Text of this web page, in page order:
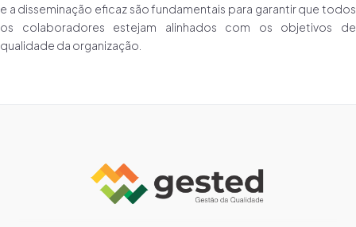
e a disseminação eficaz são fundamentais para garantir que todos
os colaboradores estejam alinhados com os objetivos de
qualidade da organização.